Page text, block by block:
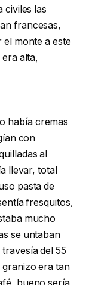
civiles las
francesas,
monte a este
alta,
había cremas
con
al
llevar, total
pasta de
fresquitos,
mucho
se untaban
del 55
era tan